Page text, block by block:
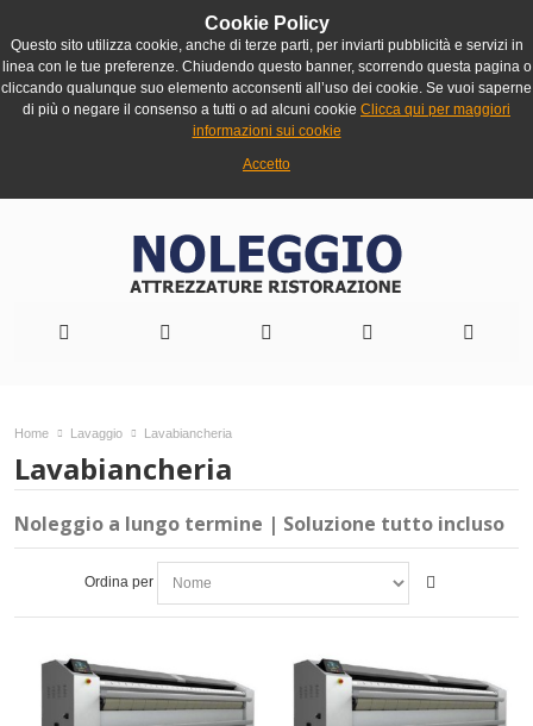
Cookie Policy
Questo sito utilizza cookie, anche di terze parti, per inviarti pubblicità e servizi in
linea con le tue preferenze. Chiudendo questo banner, scorrendo questa pagina o
cliccando qualunque suo elemento acconsenti all’uso dei cookie. Se vuoi saperne
di più o negare il consenso a tutti o ad alcuni cookie Clicca qui per maggiori
informazioni sui cookie
Accetto
Home Lavaggio Lavabiancheria
Lavabiancheria
Noleggio a lungo termine | Soluzione tutto incluso
Ordina per